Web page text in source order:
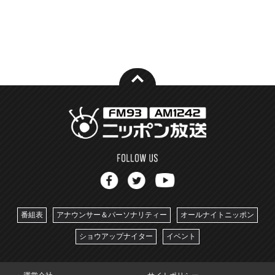
番組表 アナウンサー＆パーソナリティー オールナイトニッポン
ショウアップナイター イベント